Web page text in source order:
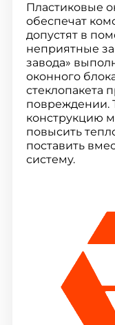
Пластиковые
обеспечат
допустят в
неприятные
завода»
оконного
стеклопакета
повреждении.
конструкцию
повысить
поставить
систему.